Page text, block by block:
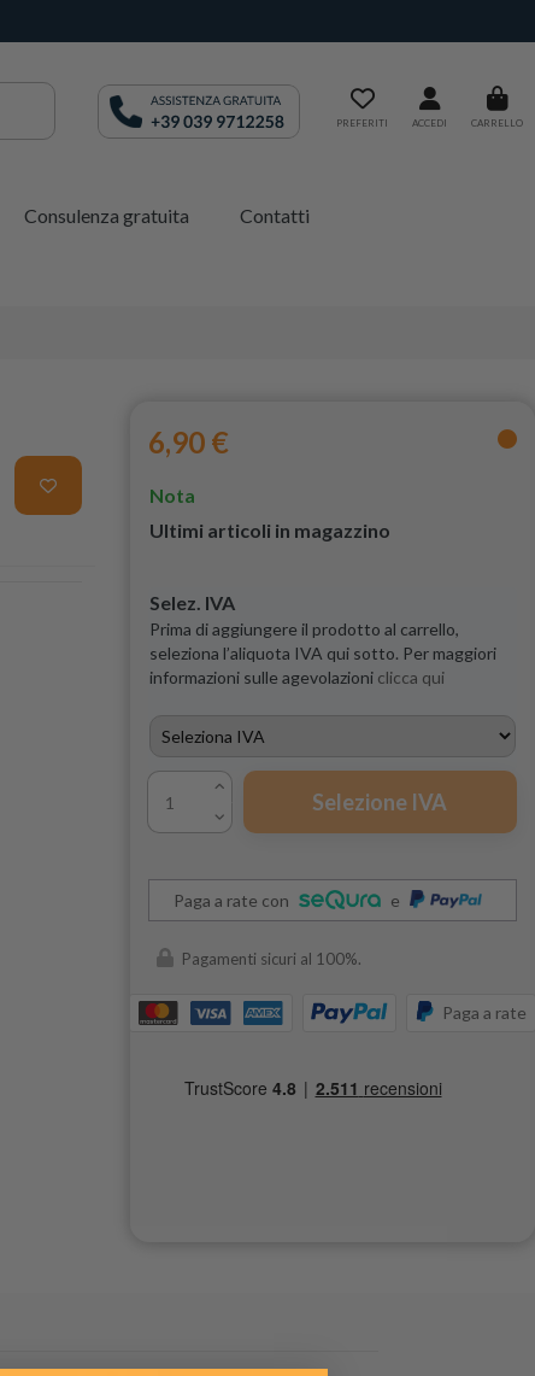
PREFERITI ACCEDI CARRELLO
Consulenza gratuita Contatti
6,90 €
Nota
Ultimi articoli in magazzino
Selez. IVA
Prima di aggiungere il prodotto al carrello,
seleziona l’aliquota IVA qui sotto. Per maggiori
informazioni sulle agevolazioni clicca qui
Selezione IVA
Paga a rate con e
Pagamenti sicuri al 100%.
Paga a rate